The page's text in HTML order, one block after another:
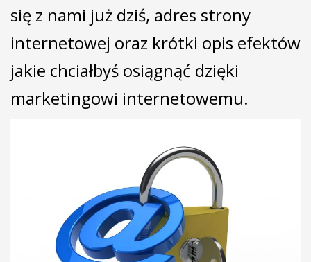
się z nami już dziś, adres strony
internetowej oraz krótki opis efektów
jakie chciałbyś osiągnąć dzięki
marketingowi internetowemu.